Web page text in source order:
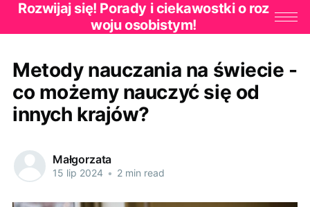
Rozwijaj się! Porady i ciekawostki o roz
woju osobistym!
Metody nauczania na świecie -
co możemy nauczyć się od
innych krajów?
Małgorzata
15 lip 2024 • 2 min read